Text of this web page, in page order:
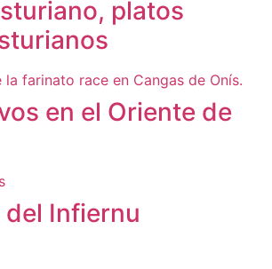
platos
en el Oriente de
Infiernu